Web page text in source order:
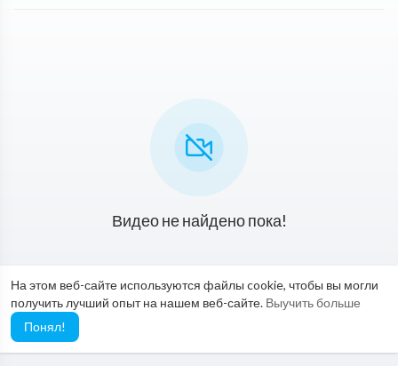
На этом веб-сайте используются файлы cookie, чтобы вы могли
получить лучший опыт на нашем веб-сайте. Выучить больше
Понял!
Видео не найдено пока!